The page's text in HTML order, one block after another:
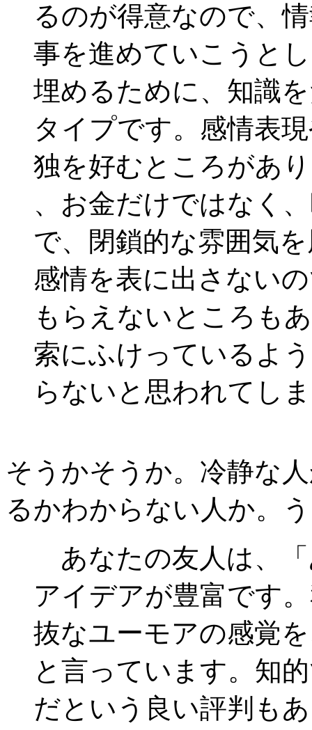
るのが得意なので、
事を進めていこうと
埋めるために、知識
タイプです。感情表
独を好むところがあ
、お金だけではなく
で、閉鎖的な雰囲気
感情を表に出さない
もらえないところも
索にふけっているよ
らないと思われてし
そうかそうか。冷静な
るかわからない人か。
あなたの友人は、
アイデアが豊富です
抜なユーモアの感覚
と言っています。知
だという良い評判も